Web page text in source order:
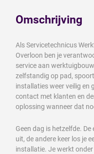
Omschrijving
Als Servicetechnicus
Overloon ben je
service aan
zelfstandig op pad,
installaties weer veilig en
contact met klanten en
oplossing wanneer dat
Geen dag is hetzelfde.
uit, de andere keer los je
installatie. Je werkt